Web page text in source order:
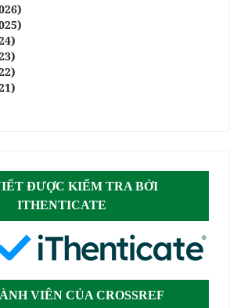
ĐƯỢC KIỂM TRA BỞI
ITHENTICATE
VIÊN CỦA CROSSREF